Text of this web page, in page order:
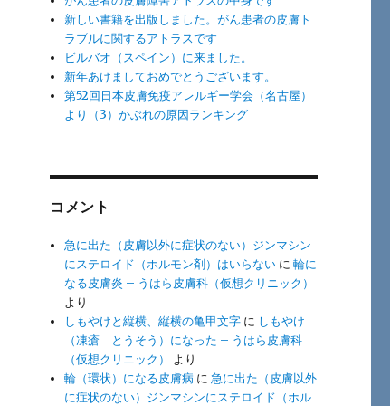
新しい書籍を出版しました。がん患者の皮膚ト
ラブルに関するアトラスです
ビルバオ（スペイン）に来ました。
新年あけましておめでとうございます。
第52回日本皮膚免疫アレルギー学会（名古屋）
より（3）かぶれの原因ランキング
コメント
急に出た（皮膚以外に症状のない）ジンマシン
にステロイド（ホルモン剤）はいらない に輪に
なる皮膚炎 – うはら皮膚科（仮想クリニック）
より
しもやけと縦横、縦横の亀甲文字 に しもやけ
（凍瘡 とうそう）になった – うはら皮膚科
（仮想クリニック）
より
輪（環状）になる皮膚病 に急に出た（皮膚以外
に症状のない）ジンマシンにステロイド（ホル